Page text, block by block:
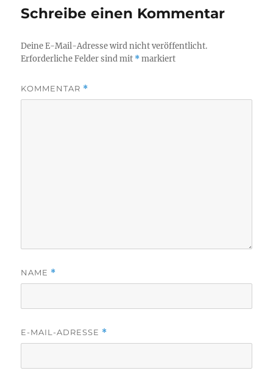
Schreibe einen Kommentar
Deine E-Mail-Adresse wird nicht veröffentlicht.
Erforderliche Felder sind mit *markiert
KOMMENTAR *
NAME *
E-MAIL-ADRESSE *